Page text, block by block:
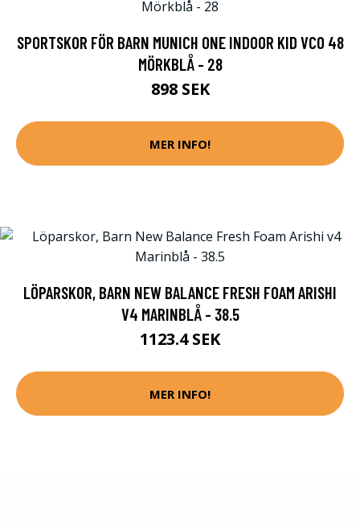
SPORTSKOR FÖR BARN MUNICH ONE INDOOR KID VCO 48
MÖRKBLÅ - 28
898 SEK
MER INFO!
LÖPARSKOR, BARN NEW BALANCE FRESH FOAM ARISHI
V4 MARINBLÅ - 38.5
1123.4 SEK
MER INFO!